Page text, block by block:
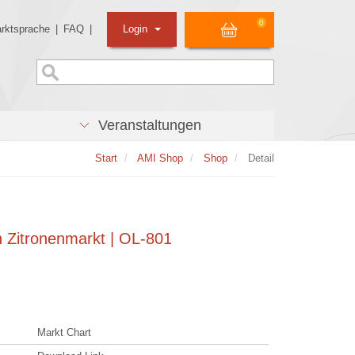
FAQ
0
Login
Veranstaltungen
Start AMI Shop Shop Detail
Zitronenmarkt | OL-801
Markt Chart